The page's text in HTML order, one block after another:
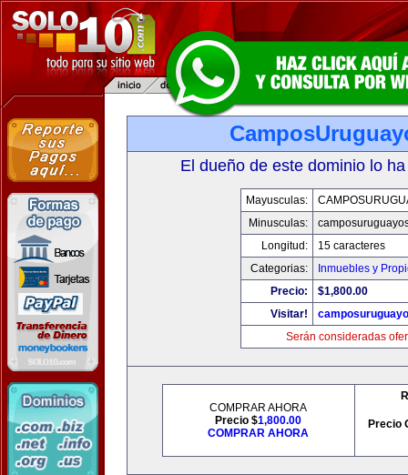
El dueño de este dominio lo
Mayusculas:
Minusculas:
Longitud:
15 caracteres
Categorias:
Inmuebles y
Precio:
$1,800.00
Visitar!
Serán consideradas
COMPRAR AHORA
Precio $1,800.00
COMPRAR AHORA
Precio